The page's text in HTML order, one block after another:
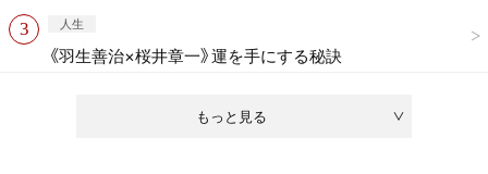
もっと見る
人生
《羽生善治×桜井章一》運を手にする秘訣